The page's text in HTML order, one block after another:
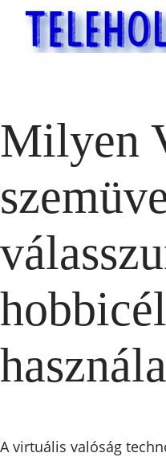
Milyen
A virtuális valóság